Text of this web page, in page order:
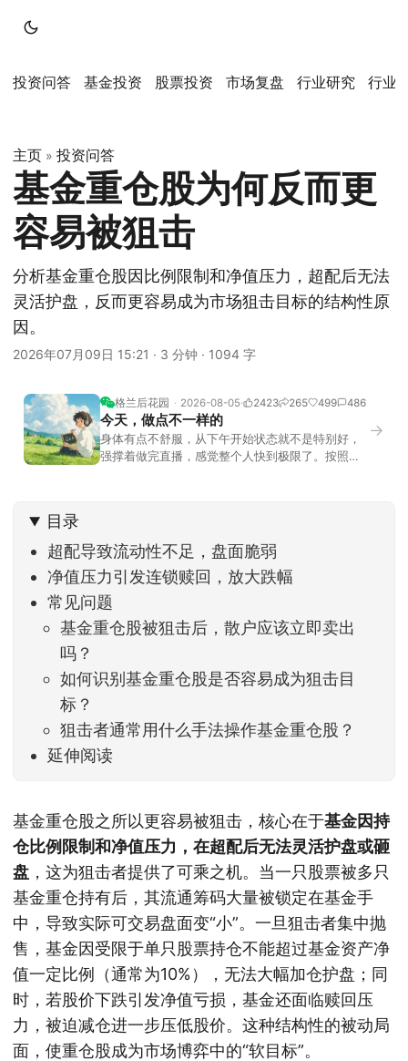
投资问答 基金投资 股票投资 市场复盘 行业研究 行业
主页 » 投资问答
基金重仓股为何反而更
容易被狙击
分析基金重仓股因比例限制和净值压力，超配后无法
灵活护盘，反而更容易成为市场狙击目标的结构性原
因。
2026年07月09日 15:21 · 3 分钟 · 1094 字
格兰后花园 2026-08-05 2423 265 499 486
今天，做点不一样的
身体有点不舒服，从下午开始状态就不是特别好，
强撑着做完直播，感觉整个人快到极限了。按照平
问的，可以给他点个赞。晚些时候，我会按点赞数
量挑选5个比较
→
目录
超配导致流动性不足，盘面脆弱
净值压力引发连锁赎回，放大跌幅
常见问题
基金重仓股被狙击后，散户应该立即卖出
吗？
如何识别基金重仓股是否容易成为狙击目
标？
狙击者通常用什么手法操作基金重仓股？
延伸阅读
基金重仓股之所以更容易被狙击，核心在于基金因持
仓比例限制和净值压力，在超配后无法灵活护盘或砸
盘 ，这为狙击者提供了可乘之机。当一只股票被多只
基金重仓持有后，其流通筹码大量被锁定在基金手
中，导致实际可交易盘面变“小”。一旦狙击者集中抛
售，基金因受限于单只股票持仓不能超过基金资产净
值一定比例（通常为10%），无法大幅加仓护盘；同
时，若股价下跌引发净值亏损，基金还面临赎回压
力，被迫减仓进一步压低股价。这种结构性的被动局
面，使重仓股成为市场博弈中的“软目标”。